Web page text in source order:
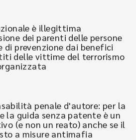
è illegittima
dei parenti delle persone
prevenzione dai benefici
delle vittime del terrorismo
penale d'autore: per la
la guida senza patente è un
(e non un reato) anche se il
a misure antimafia